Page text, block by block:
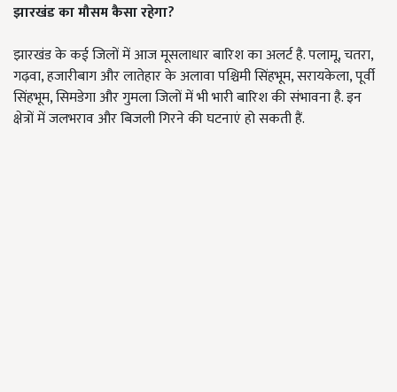
झारखंड का मौसम कैसा रहेगा?
झारखंड के कई जिलों में आज मूसलाधार बारिश का अलर्ट है. पलामू, चतरा,
गढ़वा, हजारीबाग और लातेहार के अलावा पश्चिमी सिंहभूम, सरायकेला, पूर्वी
सिंहभूम, सिमडेगा और गुमला जिलों में भी भारी बारिश की संभावना है. इन
क्षेत्रों में जलभराव और बिजली गिरने की घटनाएं हो सकती हैं.